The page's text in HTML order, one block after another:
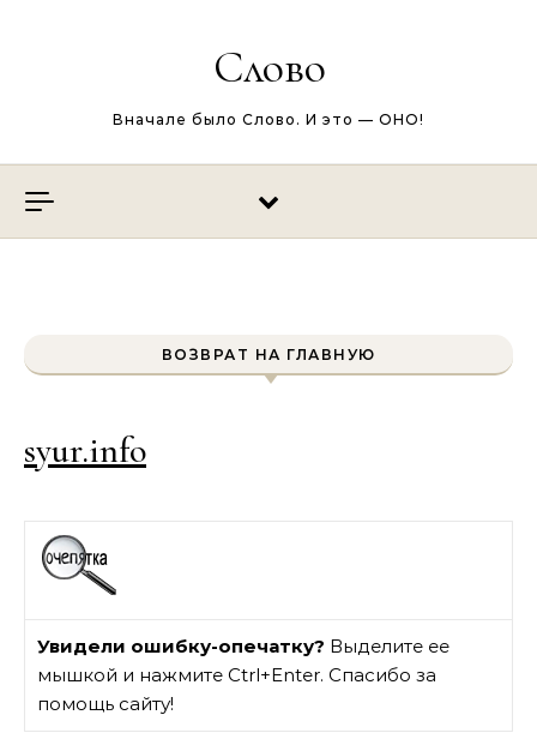
Слово
Вначале было Слово. И это — ОНО!
ВОЗВРАТ НА ГЛАВНУЮ
syur.info
Увидели ошибку-опечатку? Выделите ее
мышкой и нажмите Ctrl+Enter. Спасибо за
помощь сайту!